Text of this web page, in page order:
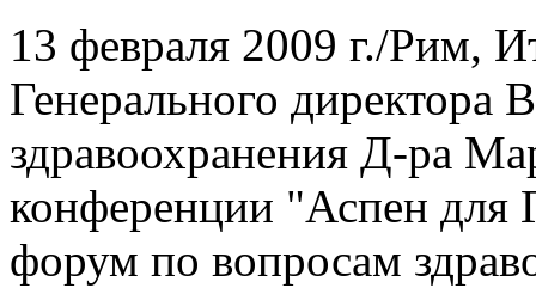
13 февраля 2009 г./Рим,
Генерального директора
здравоохранения Д-ра
конференции "Аспен для
форум по вопросам